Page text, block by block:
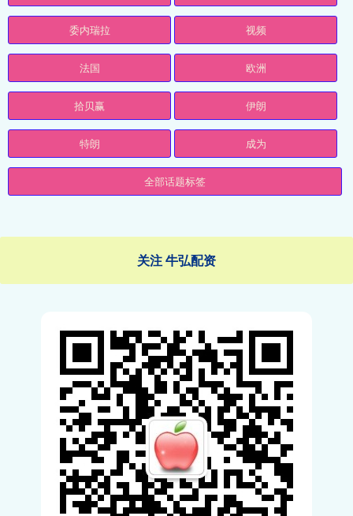
委内瑞拉 视频
法国 欧洲
拾贝赢 伊朗
特朗 成为
全部话题标签
关注 牛弘配资